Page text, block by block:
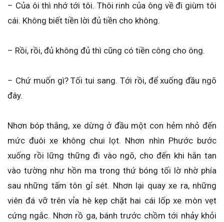
– Của ôi thì nhớ tới tôi. Thôi rinh của ông về đi giùm tôi
cái. Không biết tiền lời đủ tiền cho không.
– Rồi, rồi, đủ không đủ thì cũng có tiền công cho ông.
– Chứ muốn gì? Tối tui sang. Tới rồi, để xuống đầu ngõ
đây.
Nhơn bóp thắng, xe dừng ở đầu một con hẻm nhỏ đến
mức đuôi xe không chui lọt. Nhơn nhìn Phước bước
xuống rồi lững thững đi vào ngõ, cho đến khi hắn tan
vào tường như hồn ma trong thứ bóng tối lờ nhờ phía
sau những tấm tôn gỉ sét. Nhơn lại quay xe ra, những
viên đá vỡ trên vỉa hè kẹp chặt hai cái lốp xe mòn vẹt
cứng ngắc. Nhơn rồ ga, bánh trước chồm tới nhảy khỏi